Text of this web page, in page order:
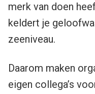
merk van doen
keldert je
zeeniveau.
Daarom maken
eigen collega’s